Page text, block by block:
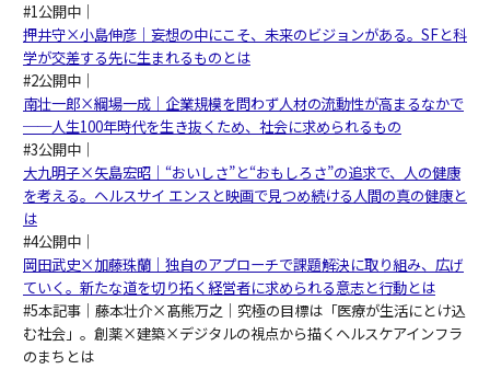
#1公開中｜
押井守×小島伸彦｜妄想の中にこそ、未来のビジョンがある。SFと科
学が交差する先に生まれるものとは
#2公開中｜
南壮一郎×綱場一成｜企業規模を問わず人材の流動性が高まるなかで
──人生100年時代を生き抜くため、社会に求められるもの
#3公開中｜
大九明子×矢島宏昭｜“おいしさ”と“おもしろさ”の追求で、人の健康
を考える。ヘルスサイ エンスと映画で見つめ続ける人間の真の健康と
は
#4公開中｜
岡田武史×加藤珠蘭｜独自のアプローチで課題解決に取り組み、広げ
ていく。新たな道を切り拓く経営者に求められる意志と行動とは
#5本記事｜藤本壮介×髙熊万之｜究極の目標は「医療が生活にとけ込
む社会」。創薬×建築×デジタルの視点から描くヘルスケアインフラ
のまちとは